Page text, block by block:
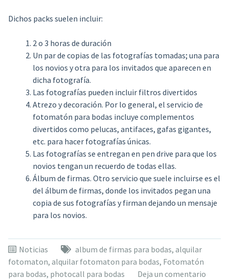
Dichos packs suelen incluir:
2 o 3 horas de duración
Un par de copias de las fotografías tomadas; una para
los novios y otra para los invitados que aparecen en
dicha fotografía.
Las fotografías pueden incluir filtros divertidos
Atrezo y decoración. Por lo general, el servicio de
fotomatón para bodas incluye complementos
divertidos como pelucas, antifaces, gafas gigantes,
etc. para hacer fotografías únicas.
Las fotografías se entregan en pen drive para que los
novios tengan un recuerdo de todas ellas.
Álbum de firmas. Otro servicio que suele incluirse es el
del álbum de firmas, donde los invitados pegan una
copia de sus fotografías y firman dejando un mensaje
para los novios.
Noticias album de firmas para bodas, alquilar
fotomaton, alquilar fotomaton para bodas, Fotomatón
para bodas, photocall para bodas Deja un comentario